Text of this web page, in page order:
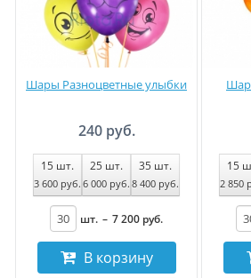
Шары Разноцветные улыбки
240 руб.
15 шт.
3 600 руб.
25 шт.
6 000 руб.
35 шт.
8 400 руб.
шт. – 7 200 руб.
В корзину
15
2 850